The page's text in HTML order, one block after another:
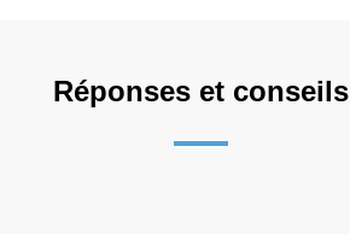
Réponses et conseils